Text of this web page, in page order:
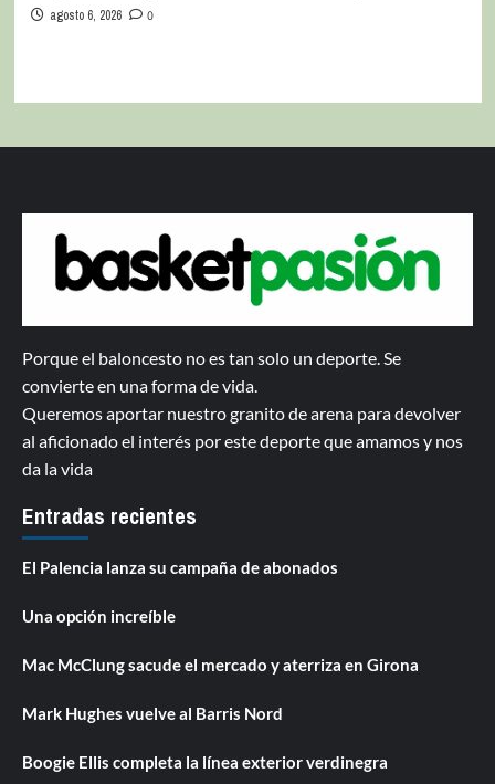
agosto 6, 2026 0
Porque el baloncesto no es tan solo un deporte. Se
convierte en una forma de vida.
Queremos aportar nuestro granito de arena para devolver
al aficionado el interés por este deporte que amamos y nos
da la vida
Entradas recientes
El Palencia lanza su campaña de abonados
Una opción increíble
Mac McClung sacude el mercado y aterriza en Girona
Mark Hughes vuelve al Barris Nord
Boogie Ellis completa la línea exterior verdinegra